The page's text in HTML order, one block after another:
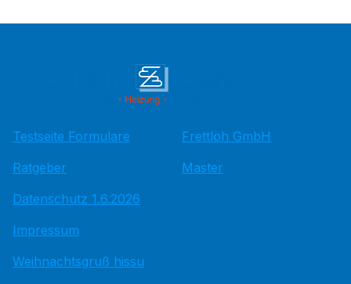
Testseite Formulare
Ratgeber
Datenschutz 1.6.2026
Impressum
Weihnachtsgruß hissu
Frettlöh GmbH
Master